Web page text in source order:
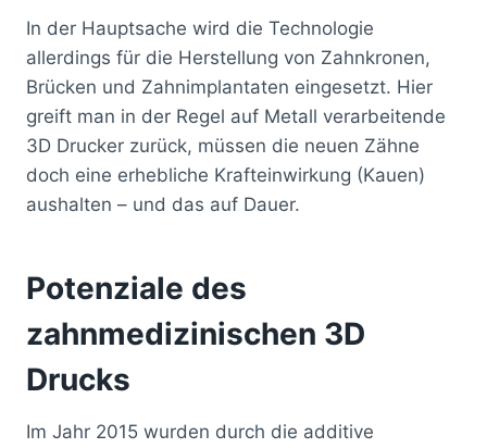
In der Hauptsache wird die Technologie
allerdings für die Herstellung von Zahnkronen,
Brücken und Zahnimplantaten eingesetzt. Hier
greift man in der Regel auf Metall verarbeitende
3D Drucker zurück, müssen die neuen Zähne
doch eine erhebliche Krafteinwirkung (Kauen)
aushalten – und das auf Dauer.
Potenziale des
zahnmedizinischen 3D
Drucks
Im Jahr 2015 wurden durch die additive